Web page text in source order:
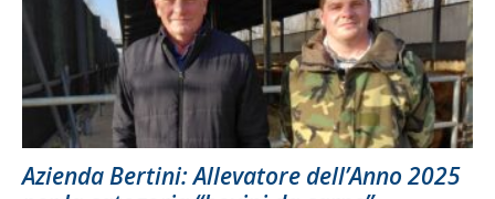
Azienda Bertini: Allevatore dell’Anno 2025